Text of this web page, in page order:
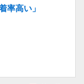
率高い」